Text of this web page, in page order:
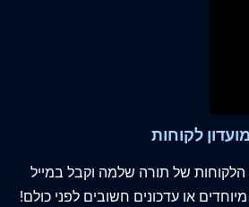
מועדון לקוחות
הלקוחות של תורה שלמה וקבל במייל
או עדכונים חשובים לפני כולם!